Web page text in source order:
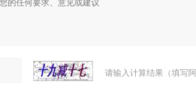
请输入计算结果（填写